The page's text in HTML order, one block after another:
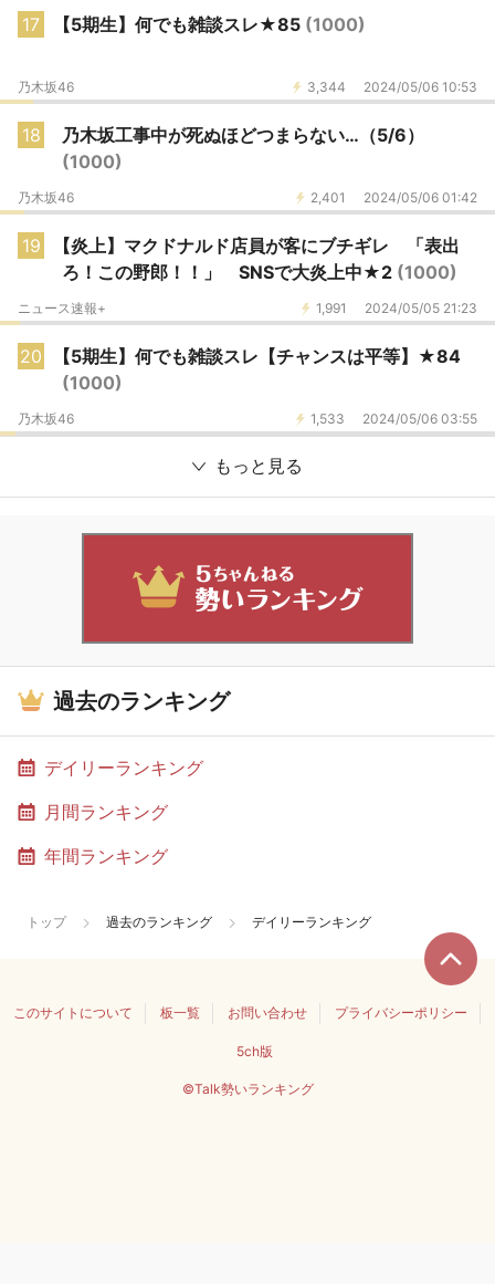
17 【5期生】何でも雑談スレ★85 (1000)
3,344 2024/05/06 10:53
乃木坂46
18
乃木坂工事中が死ぬほどつまらない…（5/6）
(1000)
2,401 2024/05/06 01:42
乃木坂46
19
【炎上】マクドナルド店員が客にブチギレ 「表出
ろ！この野郎！！」 SNSで大炎上中★2 (1000)
1,991 2024/05/05 21:23
ニュース速報+
20
【5期生】何でも雑談スレ【チャンスは平等】★84
(1000)
1,533 2024/05/06 03:55
乃木坂46
もっと見る
過去のランキング
デイリーランキング
月間ランキング
年間ランキング
トップ 過去のランキング デイリーランキング
このサイトについて 板一覧 お問い合わせ プライバシーポリシー
5ch版
©Talk勢いランキング